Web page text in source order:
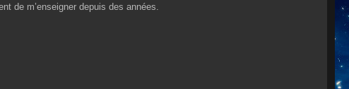
de m’enseigner depuis des années.